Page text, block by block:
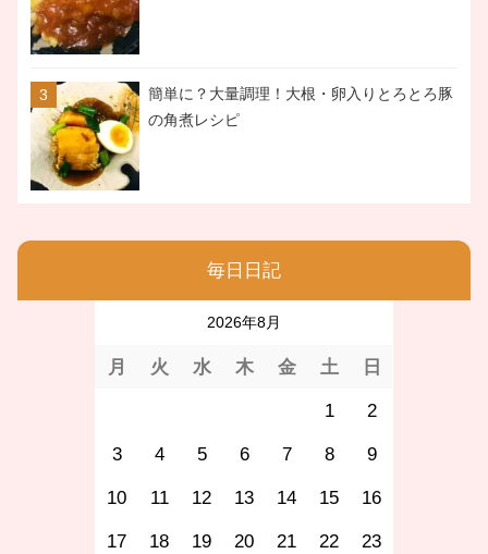
簡単に？大量調理！大根・卵入りとろとろ豚
の角煮レシピ
毎日日記
2026年8月
月 火 水 木 金 土 日
1 2
3 4 5 6 7 8 9
10 11 12 13 14 15 16
17 18 19 20 21 22 23